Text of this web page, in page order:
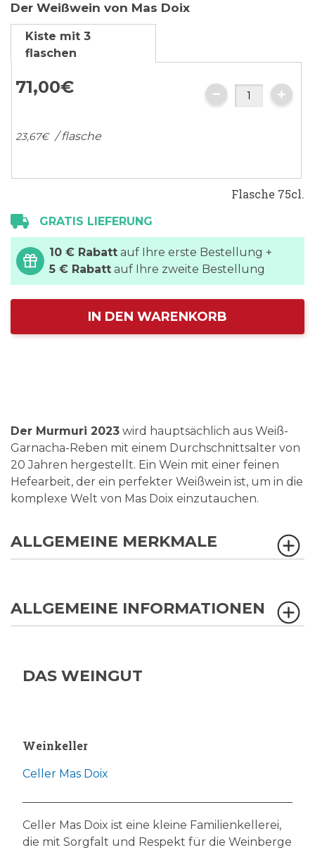
Anfang
der
Bildgalerie
springen
Der Weißwein von Mas Doix
Kiste mit 3
flaschen
71,00€
23,67€ / flasche
Flasche 75cl.
GRATIS LIEFERUNG
10 € Rabatt auf Ihre erste Bestellung +
5 € Rabatt auf Ihre zweite Bestellung
IN DEN WARENKORB
Der Murmuri 2023 wird hauptsächlich aus Weiß-
Garnacha-Reben mit einem Durchschnittsalter von
20 Jahren hergestellt. Ein Wein mit einer feinen
Hefearbeit, der ein perfekter Weißwein ist, um in die
komplexe Welt von Mas Doix einzutauchen.
ALLGEMEINE MERKMALE
ALLGEMEINE INFORMATIONEN
DAS WEINGUT
Weinkeller
Celler Mas Doix
Celler Mas Doix ist eine kleine Familienkellerei,
die mit Sorgfalt und Respekt für die Weinberge